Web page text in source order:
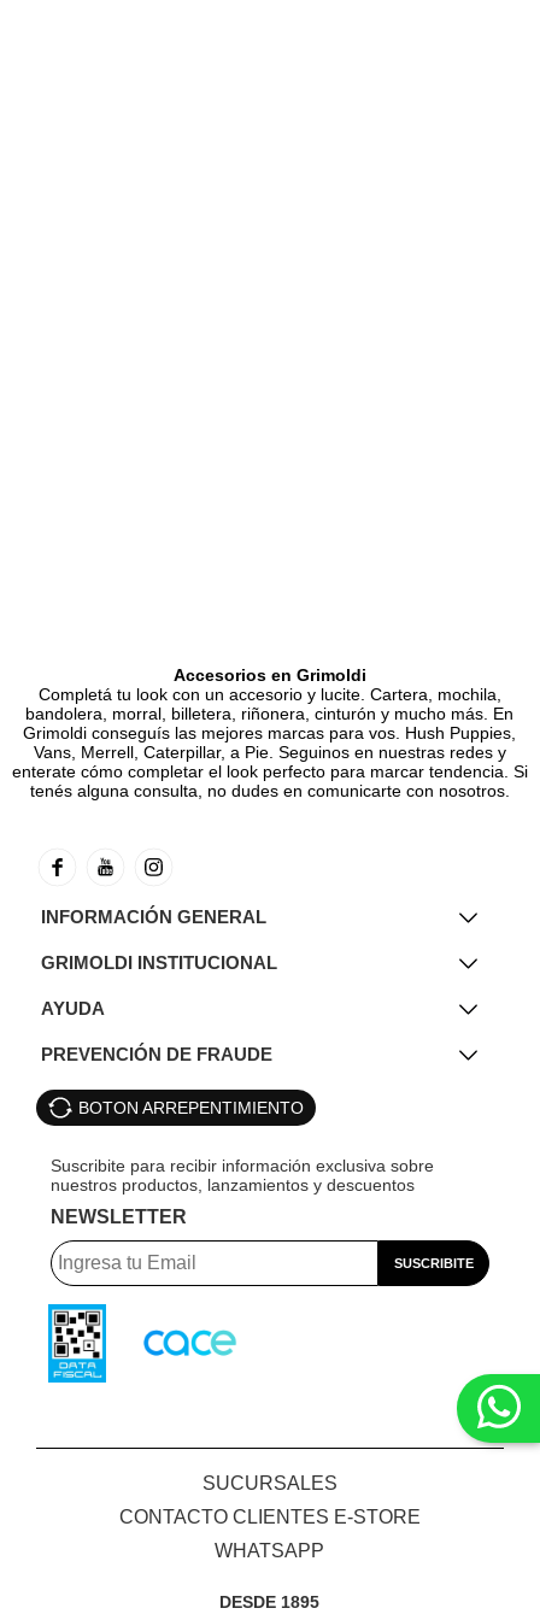
Accesorios en Grimoldi
Completá tu look con un accesorio y lucite. Cartera, mochila,
bandolera, morral, billetera, riñonera, cinturón y mucho más. En
Grimoldi conseguís las mejores marcas para vos. Hush Puppies,
Vans, Merrell, Caterpillar, a Pie. Seguinos en nuestras redes y
enterate cómo completar el look perfecto para marcar tendencia. Si
tenés alguna consulta, no dudes en comunicarte con nosotros.
INFORMACIÓN GENERAL
GRIMOLDI INSTITUCIONAL
AYUDA
PREVENCIÓN DE FRAUDE
SUCURSALES
CONTACTO CLIENTES E-STORE
WHATSAPP
DESDE 1895
BOTON ARREPENTIMIENTO
NEWSLETTER